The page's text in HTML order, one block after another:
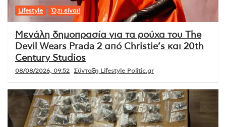
Lifestyle Ό,τι είναι!
Μεγάλη δημοπρασία για τα ρούχα του The
Devil Wears Prada 2 από Christie’s και 20th
Century Studios
08/08/2026, 09:52 Σύνταξη Lifestyle Politic.gr